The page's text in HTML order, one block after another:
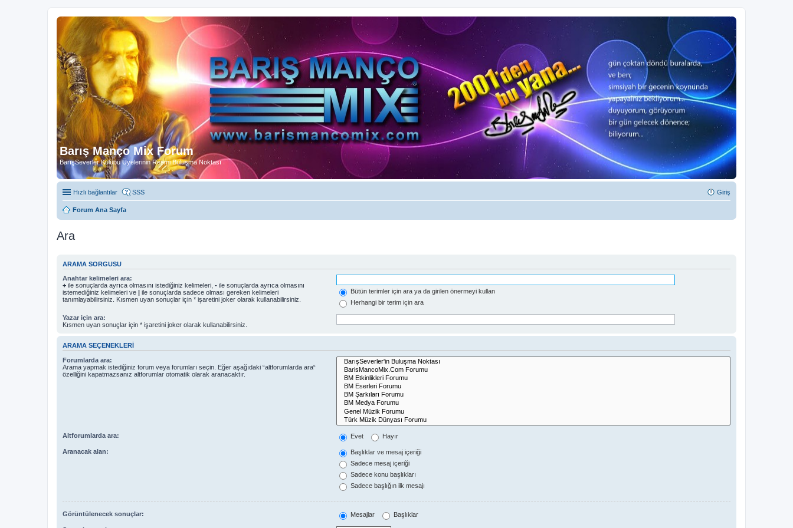
Barış Manço Mix Forum
BarışSeverler Kulübü Üyelerinin Resmi Buluşma Noktası
Hızlı bağlantılar SSS Giriş
Forum Ana Sayfa
Ara
ARAMA SORGUSU
Anahtar kelimeleri ara:
+ ile sonuçlarda ayrıca olmasını istediğiniz kelimeleri, - ile sonuçlarda ayrıca olmasını
istemediğiniz kelimeleri ve | ile sonuçlarda sadece olması gereken kelimeleri
tanımlayabilirsiniz. Kısmen uyan sonuçlar için * işaretini joker olarak kullanabilirsiniz.
Bütün terimler için ara ya da girilen önermeyi kullan
Herhangi bir terim için ara
Yazar için ara:
Kısmen uyan sonuçlar için * işaretini joker olarak kullanabilirsiniz.
ARAMA SEÇENEKLERI
Forumlarda ara:
Arama yapmak istediğiniz forum veya forumları seçin. Eğer aşağıdaki “altforumlarda ara“
özelliğini kapatmazsanız altforumlar otomatik olarak aranacaktır.
Altforumlarda ara: Evet Hayır
Aranacak alan:
Başlıklar ve mesaj içeriği
Sadece mesaj içeriği
Sadece konu başlıkları
Sadece başlığın ilk mesajı
Görüntülenecek sonuçlar: Mesajlar Başlıklar